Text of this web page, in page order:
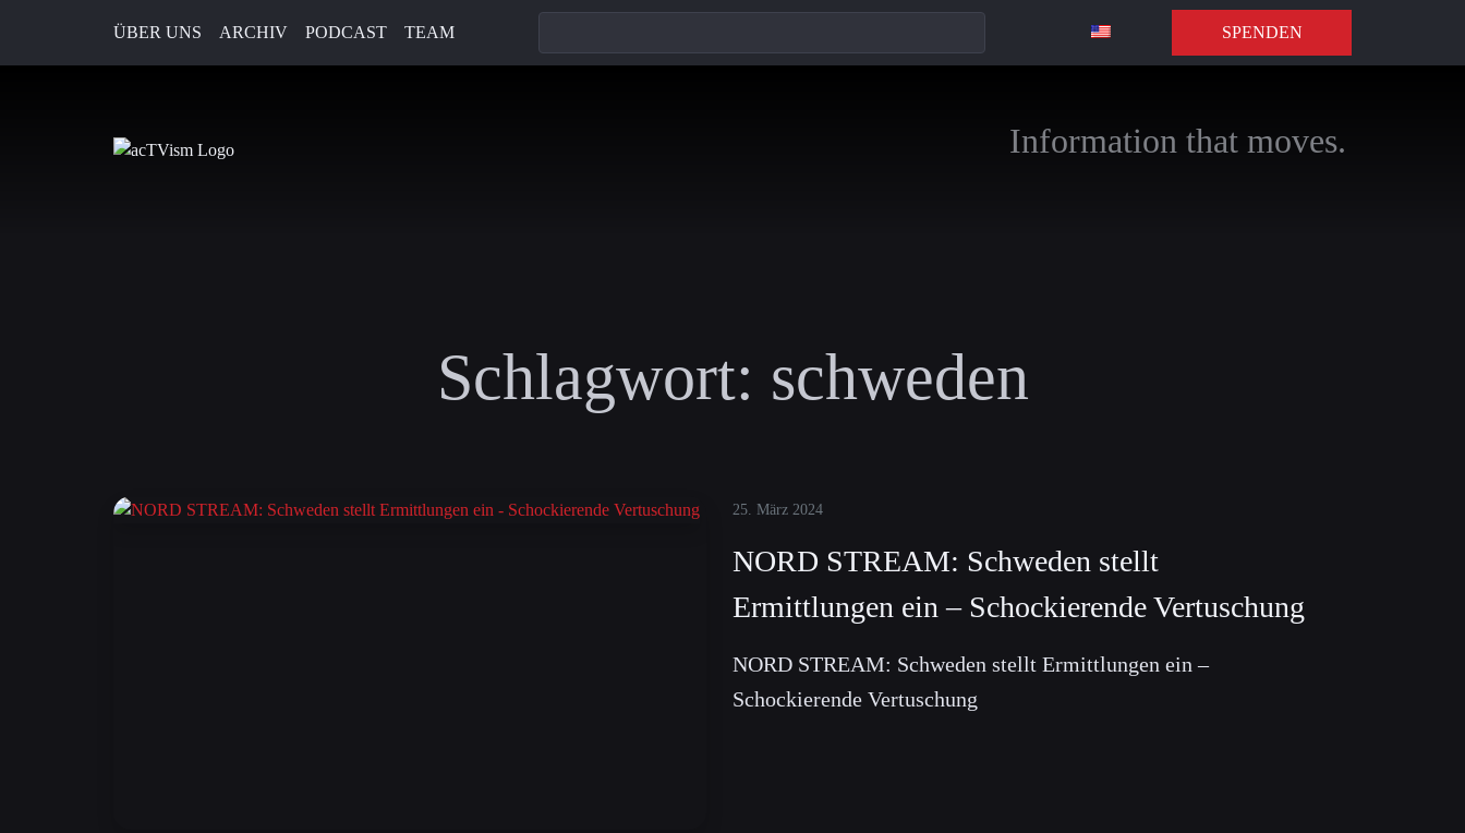
ÜBER UNS ARCHIV PODCAST TEAM SPENDEN
Information that moves.
Schlagwort: schweden
25. März 2024
NORD STREAM: Schweden stellt
Ermittlungen ein – Schockierende Vertuschung
NORD STREAM: Schweden stellt Ermittlungen ein –
Schockierende Vertuschung